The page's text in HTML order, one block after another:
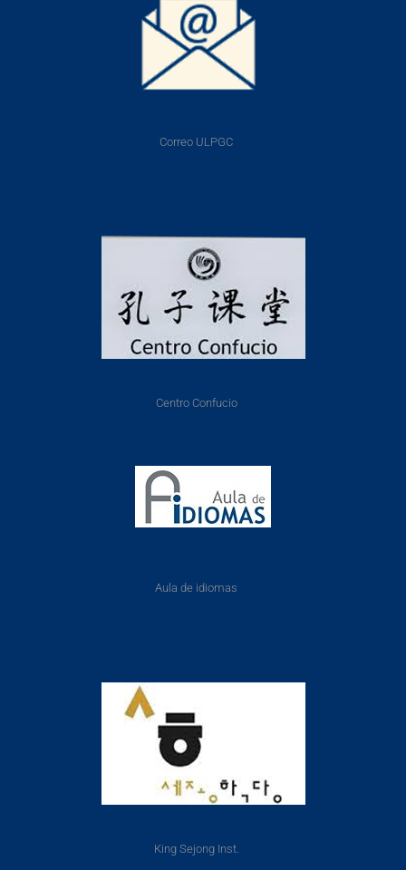
Correo ULPGC
Centro Confucio
Aula de idiomas
King Sejong Inst.